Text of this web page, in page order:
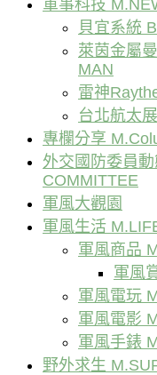
軍事科技
貝宜系統
萊茵金屬
MAN
雷神
台北航太
專欄分享
外交國防委員
COMMITTEE
軍風大觀園
軍風生活
軍風商品
軍風
軍風電玩
軍風電影
軍風手錶
野外求生